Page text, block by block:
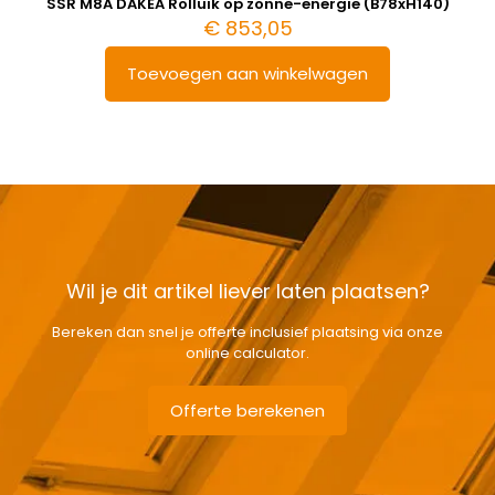
€853,05
Toevoegen aan winkelwagen
Wil je dit artikel liever laten plaatsen?
Bereken dan snel je offerte inclusief plaatsing via onze
online calculator.
Offerte berekenen